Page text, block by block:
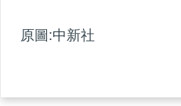
原圖:中新社